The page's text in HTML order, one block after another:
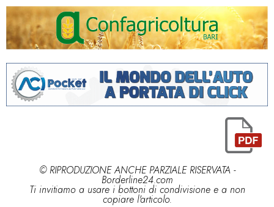
© RIPRODUZIONE ANCHE PARZIALE RISERVATA -
Borderline24.com
Ti invitiamo a usare i bottoni di condivisione e a non
copiare l'articolo.